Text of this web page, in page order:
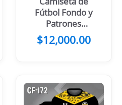
Fútbol Fondo y
Patrones
Celeste con
Manga Azul
$12,000.00